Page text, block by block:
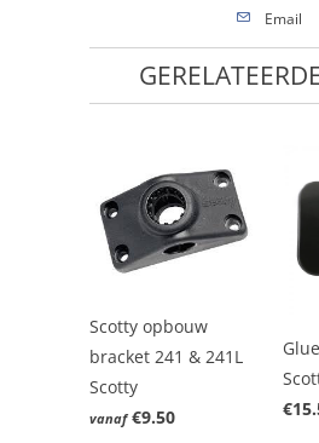
Email
Scotty opbouw
bracket 241 & 241L
Scotty
vanaf €9.50